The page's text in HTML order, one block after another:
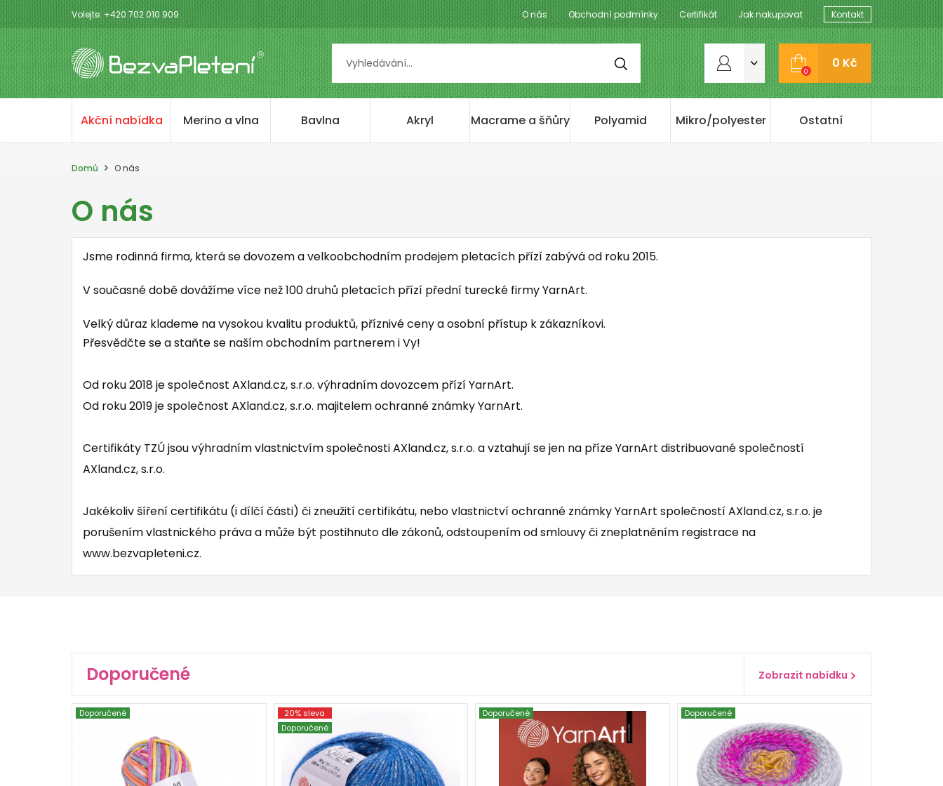
Volejte: +420 702 010 909 O nás Obchodní podmínky Certifikát Jak nakupovat Kontakt
0
0 Kč
Akční nabídka Merino a vlna Bavlna Akryl Macrame a šňůry Polyamid Mikro/polyester Ostatní
Domů O nás
O nás
Jsme rodinná firma, která se dovozem a velkoobchodním prodejem pletacích přízí zabývá od roku 2015.
V současné době dovážíme více než 100 druhů pletacích přízí přední turecké firmy YarnArt.
Velký důraz klademe na vysokou kvalitu produktů, příznivé ceny a osobní přístup k zákazníkovi.
Přesvědčte se a staňte se naším obchodním partnerem i Vy!
Od roku 2018 je společnost AXland.cz, s.r.o. výhradním dovozcem přízí YarnArt.
Od roku 2019 je společnost AXland.cz, s.r.o. majitelem ochranné známky YarnArt.
Certifikáty TZÚ jsou výhradním vlastnictvím společnosti AXland.cz, s.r.o. a vztahují se jen na příze YarnArt distribuované společností
AXland.cz, s.r.o.
Jakékoliv šíření certifikátu (i dílčí části) či zneužití certifikátu, nebo vlastnictví ochranné známky YarnArt společností AXland.cz, s.r.o. je
porušením vlastnického práva a může být postihnuto dle zákonů, odstoupením od smlouvy či zneplatněním registrace na
www.bezvapleteni.cz.
Doporučené Zobrazit nabídku
Doporučené
40% Bavlna - 60%
Polyester
Fantasy
20% sleva
Doporučené
56% Metalická příze -
30% Acrylic - 7% Viscóza - 7%
Vlna
Doporučené
YarnArt
Doporučené
YarnArt
20% Alpaca - 80%
Akryl
Fantasy